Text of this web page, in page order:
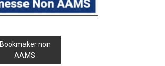
Bookmaker non
AAMS